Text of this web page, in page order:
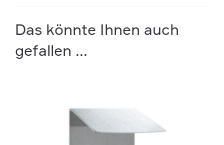
Das könnte Ihnen auch
gefallen ...